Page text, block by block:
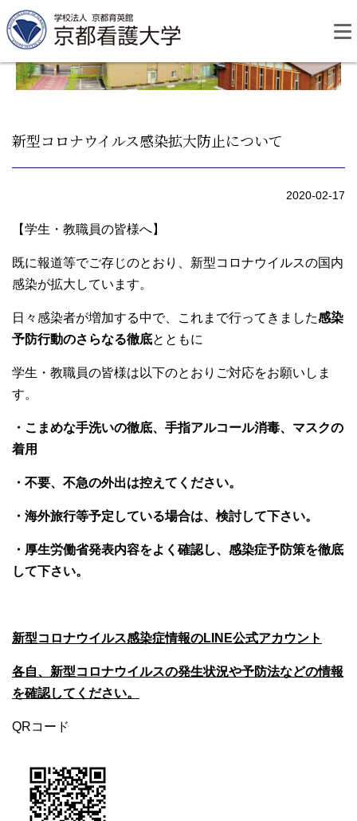
大学紹介
学校生活
大学院【博士前期課程】
大学院【博士後期課程】
看護の智協働開発センター
to
新型コロナウイルス感染拡大防止について
2020-02-17
【学生・教職員の皆様へ】
既に報道等でご存じのとおり、新型コロナウイルスの国内
感染が拡大しています。
日々感染者が増加する中で、これまで行ってきました感染
予防行動のさらなる徹底とともに
学生・教職員の皆様は以下のとおりご対応をお願いしま
す。
・こまめな手洗いの徹底、手指アルコール消毒、マスクの
着用
・不要、不急の外出は控えてください。
・海外旅行等予定している場合は、検討して下さい。
・厚生労働省発表内容をよく確認し、感染症予防策を徹底
して下さい。
新型コロナウイルス感染症情報のLINE公式アカウント
各自、新型コロナウイルスの発生状況や予防法などの情報
を確認してください。
QRコード